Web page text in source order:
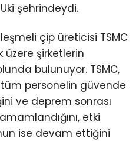
şehrindeydi.
çip üreticisi TSMC
şirketlerin
bulunuyor. TSMC,
personelin güvende
ve deprem sonrası
etki
ise devam ettiğini